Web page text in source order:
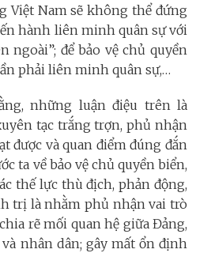
Việt Nam sẽ không thể đứng
hành liên minh quân sự với
ngoài”; để bảo vệ chủ quyền
phải liên minh quân sự,…
những luận điệu trên là
tạc trắng trợn, phủ nhận
được và quan điểm đúng đắn
ta về bảo vệ chủ quyền biển,
thế lực thù địch, phản động,
trị là nhằm phủ nhận vai trò
rẽ mối quan hệ giữa Đảng,
nhân dân; gây mất ổn định